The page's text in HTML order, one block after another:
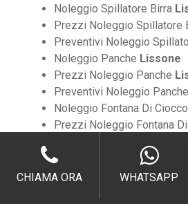
Noleggio Spillatore Birra
Prezzi Noleggio Spillatore
Preventivi Noleggio
Noleggio Panche Lissone
Prezzi Noleggio Panche
Preventivi Noleggio Panche
Noleggio Fontana Di
Prezzi Noleggio Fontana
Lissone
Noleggio TovaglieLissone
CHIAMA ORA WHATSAPP